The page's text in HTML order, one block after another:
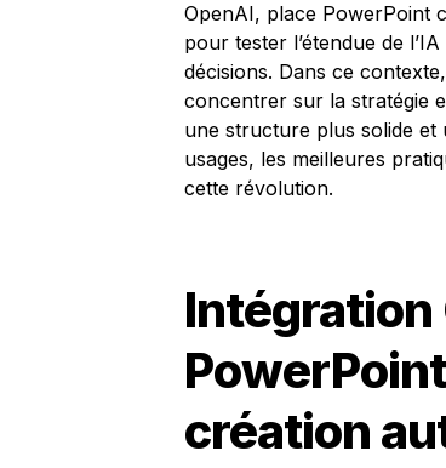
OpenAI, place PowerPoint
pour tester l’étendue de
décisions. Dans ce
concentrer sur la stratégie
une structure plus solide
usages, les meilleures
cette révolution.
Intégration
PowerPoint
création